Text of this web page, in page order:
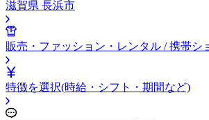
滋賀県 長浜市
販売・ファッション・レンタル / 携帯シ
特徴を選択(時給・シフト・期間など)